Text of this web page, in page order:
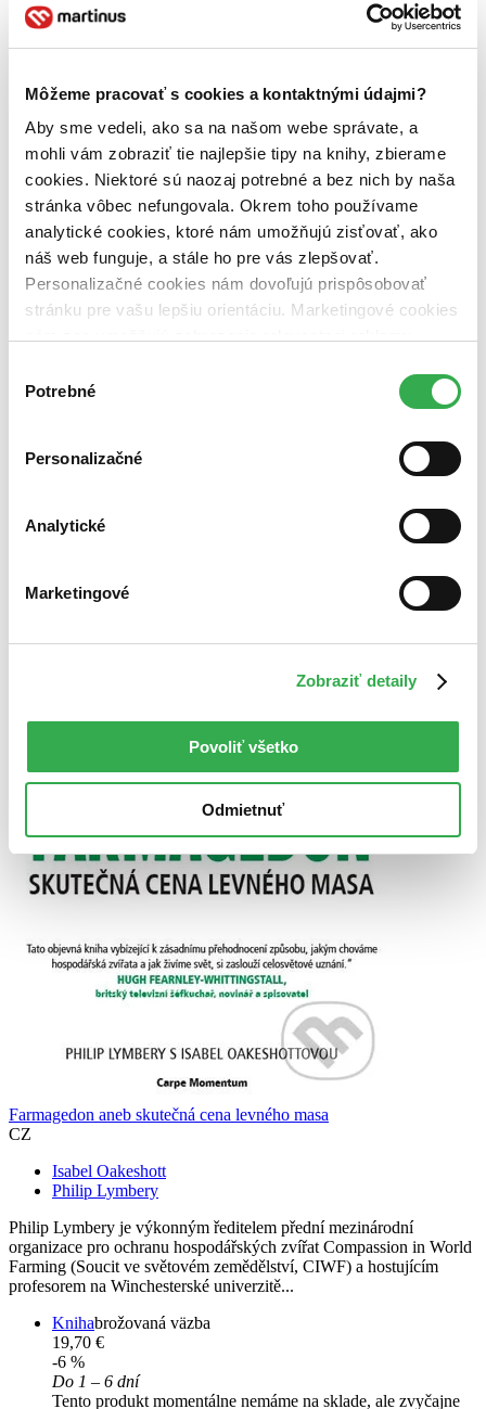
Môžeme pracovať s cookies a kontaktnými údajmi?
Aby sme vedeli, ako sa na našom webe správate, a
mohli vám zobraziť tie najlepšie tipy na knihy, zbierame
cookies. Niektoré sú naozaj potrebné a bez nich by naša
stránka vôbec nefungovala. Okrem toho používame
analytické cookies, ktoré nám umožňujú zisťovať, ako
náš web funguje, a stále ho pre vás zlepšovať.
Personalizačné cookies nám dovoľujú prispôsobovať
stránku pre vašu lepšiu orientáciu. Marketingové cookies
nám pomohlo, keby sme mohli používať všetky tieto
súhlasu
Potrebné
Personalizačné
Analytické
Marketingové
Zobraziť detaily
Povoliť všetko
Odmietnuť
Vydavateľstvo
Carpe Momentum (1 titul)Carpe Momentum1
Väzba
Zúžiť výber
Zoradiť
Bestsellery
Top hodnotené
Novinky
Najvyššia zľava
Použité filtre
Farmagedon aneb skutečná cena levného masa
CZ
Isabel Oakeshott
Philip Lymbery
Philip Lymbery je výkonným ředitelem přední mezinárodní
organizace pro ochranu hospodářských zvířat Compassion in World
Farming (Soucit ve světovém zemědělství, CIWF) a hostujícím
profesorem na Winchesterské univerzitě...
Knihabrožovaná väzba
19,70 €
-6 %
Do 1 – 6 dní
Tento produkt momentálne nemáme na sklade, ale zvyčajne